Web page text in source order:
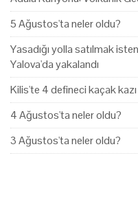
5 Ağustos'ta neler oldu?
Yasadığı yolla satılmak
Yalova'da yakalandı
Kilis'te 4 defineci kaçak
4 Ağustos'ta neler oldu?
3 Ağustos'ta neler oldu?